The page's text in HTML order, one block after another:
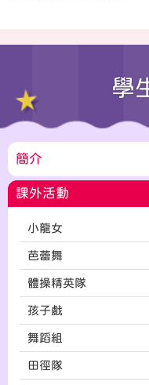
學
簡介
課外活動
小龍女
芭蕾舞
體操精英隊
孩子戲
舞蹈組
田徑隊